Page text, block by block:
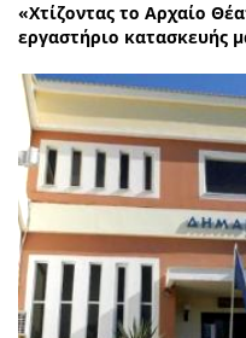
«Χτίζοντας το Αρχαίο
εργαστήριο κατασκευής